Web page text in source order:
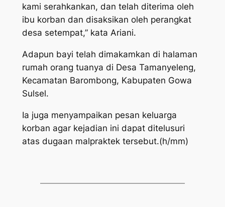
kami serahkankan, dan telah diterima oleh
ibu korban dan disaksikan oleh perangkat
desa setempat,” kata Ariani.
Adapun bayi telah dimakamkan di halaman
rumah orang tuanya di Desa Tamanyeleng,
Kecamatan Barombong, Kabupaten Gowa
Sulsel.
Ia juga menyampaikan pesan keluarga
korban agar kejadian ini dapat ditelusuri
atas dugaan malpraktek tersebut.(h/mm)